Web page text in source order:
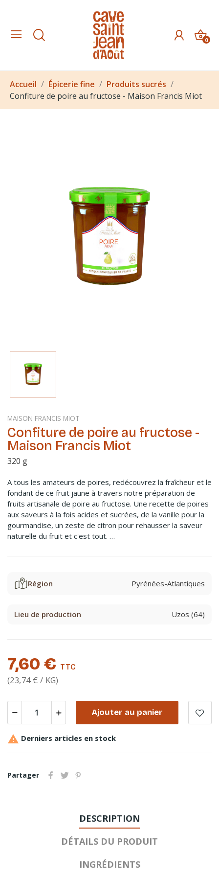
0
Accueil Épicerie fine
Produits sucrés
Confiture de poire au fructose - Maison Francis Miot
MAISON FRANCIS MIOT
Confiture de poire au fructose -
Maison Francis Miot
320 g
A tous les amateurs de poires, redécouvrez la fraîcheur et le
fondant de ce fruit jaune à travers notre préparation de
fruits artisanale de poire au fructose. Une recette de poires
aux saveurs à la fois acides et sucrées, de la vanille pour la
gourmandise, un zeste de citron pour rehausser la saveur
naturelle du fruit et c'est tout. …
Région Pyrénées-Atlantiques
Lieu de production Uzos (64)
7,60 € TTC
(23,74 € / KG)
Ajouter au panier
 Derniers articles en stock
Partager
DESCRIPTION
DÉTAILS DU PRODUIT
INGRÉDIENTS